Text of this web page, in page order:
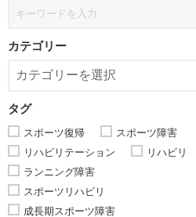
カテゴリー
タグ
スポーツ復帰
スポーツ障害
リハビリテーション
リハビリ
ランニング障害
スポーツリハビリ
成長期スポーツ障害